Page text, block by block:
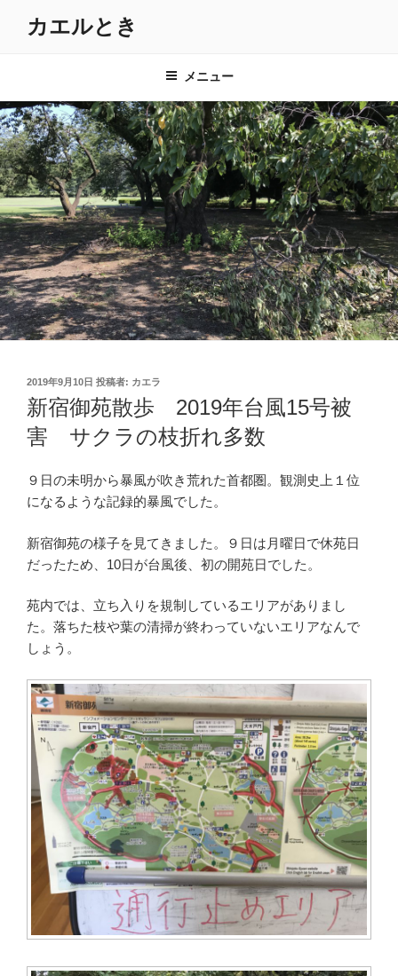
へ
ス
キ
ッ
プ
カエルとき
メニュー
投
稿
日:
2019年9月10日 投稿者: カエラ
新宿御苑散歩 2019年台風15号被
害 サクラの枝折れ多数
９日の未明から暴風が吹き荒れた首都圏。観測史上１位
になるような記録的暴風でした。
新宿御苑の様子を見てきました。９日は月曜日で休苑日
だったため、10日が台風後、初の開苑日でした。
苑内では、立ち入りを規制しているエリアがありまし
た。落ちた枝や葉の清掃が終わっていないエリアなんで
しょう。